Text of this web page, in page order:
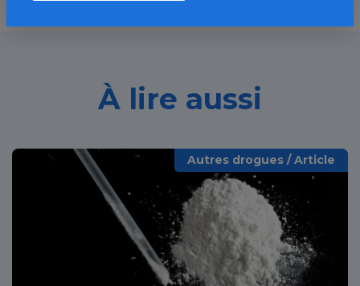
À lire aussi
Autres drogues / Article